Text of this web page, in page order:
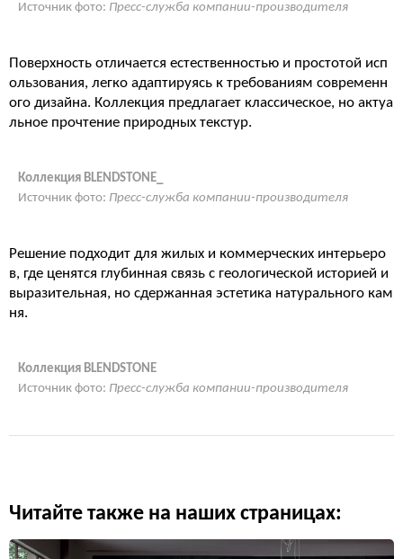
Источник фото: Пресс-служба компании-производителя
Поверхность отличается естественностью и простотой исп
ользования, легко адаптируясь к требованиям современн
ого дизайна. Коллекция предлагает классическое, но актуа
льное прочтение природных текстур.
Коллекция BLENDSTONE_
Источник фото: Пресс-служба компании-производителя
Решение подходит для жилых и коммерческих интерьеро
в, где ценятся глубинная связь с геологической историей и
выразительная, но сдержанная эстетика натурального кам
ня.
Коллекция BLENDSTONE
Источник фото: Пресс-служба компании-производителя
Читайте также на наших страницах: